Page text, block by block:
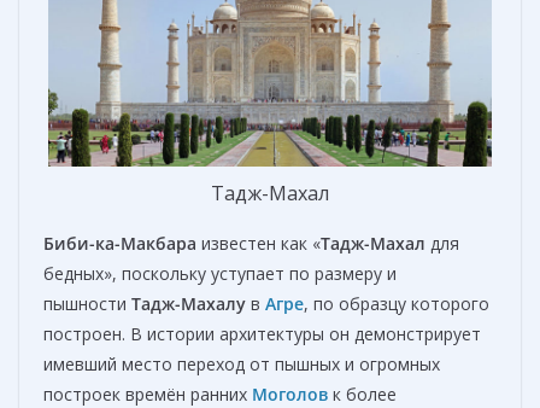
Тадж-Махал
Биби-ка-Maкбара известен как «Тадж-Махал для
бедных», поскольку уступает по размеру и
пышности Тадж-Махалу в Агре, по образцу которого
построен. В истории архитектуры он демонстрирует
имевший место переход от пышных и огромных
построек времён ранних Моголов к более